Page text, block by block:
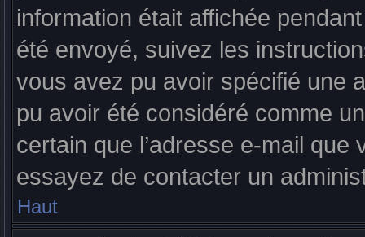
information était affichée
été envoyé, suivez les
vous avez pu avoir spécifié une
pu avoir été considéré comme
certain que l’adresse e-mail
essayez de contacter un
Haut